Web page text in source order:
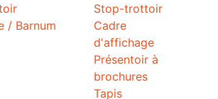
/ Barnum
Stop-trottoir
Cadre
d'affichage
Présentoir à
brochures
Tapis